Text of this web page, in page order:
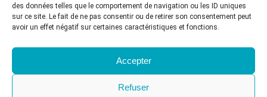
des données telles que le comportement de navigation ou les ID uniques
sur ce site. Le fait de ne pas consentir ou de retirer son consentement peut
avoir un effet négatif sur certaines caractéristiques et fonctions.
Accepter
Refuser